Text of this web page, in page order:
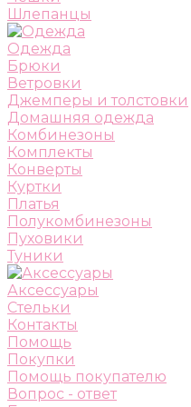
Шлепанцы
Одежда
Брюки
Ветровки
Джемперы и толстовки
Домашняя одежда
Комбинезоны
Комплекты
Конверты
Куртки
Платья
Полукомбинезоны
Пуховики
Туники
Аксессуары
Стельки
Контакты
Помощь
Покупки
Помощь покупателю
Вопрос - ответ